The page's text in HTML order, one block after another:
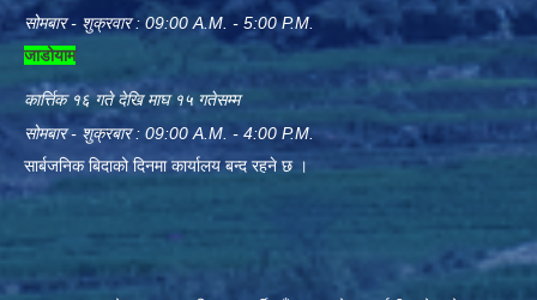
सोमबार - शुक्रवार : 09:00 A.M. - 5:00 P.M.
जाडोयाम
कार्त्तिक १६ गते देखि माघ १५ गतेसम्म
सोमबार - शुक्रबार : 09:00 A.M. - 4:00 P.M.
सार्बजनिक बिदाको दिनमा कार्यालय बन्द रहने छ ।